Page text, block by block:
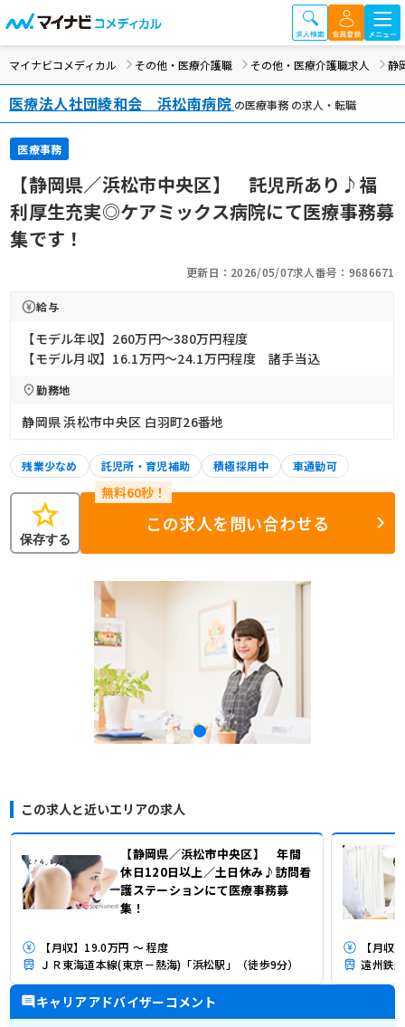
マイナビコメディカル その他・医療介護職 その他・医療介護職求人 静
医療法人社団綾和会 浜松南病院 の医療事務 の求人・転職
医療事務
【静岡県／浜松市中央区】 託児所あり♪福
利厚生充実◎ケアミックス病院にて医療事務募
集です！
更新日：2026/05/07求人番号：9686671
給与
【モデル年収】260万円〜380万円程度
【モデル月収】16.1万円〜24.1万円程度 諸手当込
勤務地
静岡県 浜松市中央区 白羽町26番地
残業少なめ 託児所・育児補助 積極採用中 車通勤可
star
保存する
この求人を問い合わせる
この求人と近いエリアの求人
【静岡県／浜松市中央区】 年間
休日120日以上／土日休み♪訪問看
護ステーションにて医療事務募
集！
【月収】19.0万円 ～ 程度
ＪＲ東海道本線(東京－熱海)「浜松駅」（徒歩9分）
【月収
遠州鉄
キャリアアドバイザーコメント